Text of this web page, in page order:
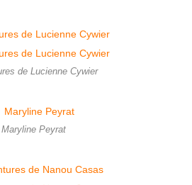
de Lucienne Cywier
Maryline Peyrat